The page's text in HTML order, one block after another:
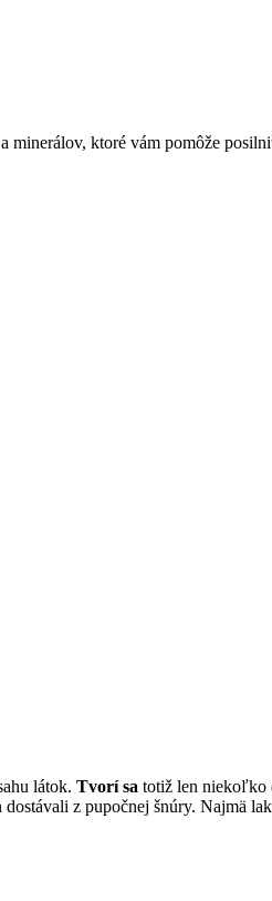
ktoré vám pomôže
látok. Tvorí sa totiž len niekoľko
z pupočnej šnúry. Najmä